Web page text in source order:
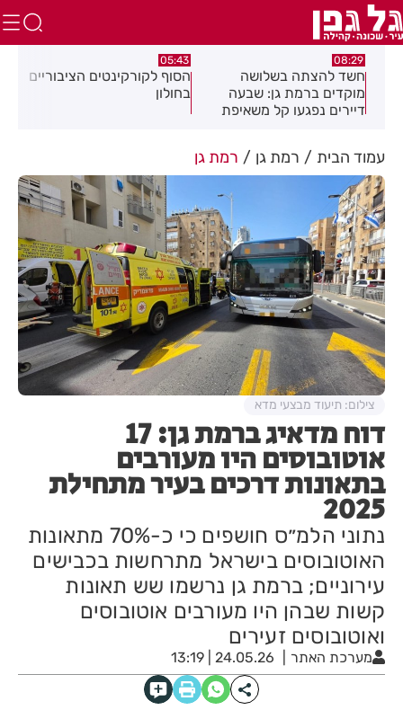
בשלושה
גן: שבעה
קל משאיפת
הסוף לקורקינטים הציבוריים
בחולון
בשורה ענקית לבעלי
עמוד הבית רמת גן רמת גן
דוח מדאיג ברמת גן: 17
אוטובוסים היו מעורבים
בתאונות דרכים בעיר מתחילת
2025
נתוני הלמ״ס חושפים כי כ-70% מתאונות
האוטובוסים בישראל מתרחשות בכבישים
עירוניים; ברמת גן נרשמו שש תאונות
קשות שבהן היו מעורבים אוטובוסים
ואוטובוסים זעירים
מערכת האתר 24.05.26 | 13:19
צילום: תיעוד מבצעי מדא